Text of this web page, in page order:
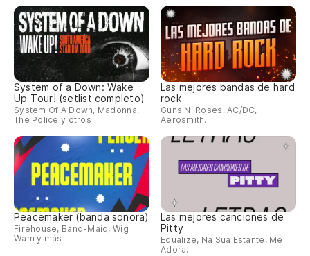
System of a Down: Wake
Up Tour! (setlist completo)
System Of A Down, Madonna,
The Police y otros
Las mejores bandas de hard
rock
Guns N' Roses, AC/DC,
Aerosmith...
Peacemaker (banda sonora)
Firehouse, Band-Maid, Wig
Wam y más
Las mejores canciones de
Pitty
Equalize, Na Sua Estante, Me
Adora...